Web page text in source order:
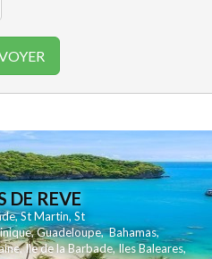
DE REVE
,St Martin,St
,Guadeloupe,Bahamas,
,Ile de la Barbade,Iles Baleares,